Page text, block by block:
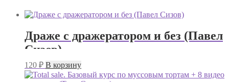
Драже с дражератором и без (Павел
Сизов)
120 ₽ В корзину